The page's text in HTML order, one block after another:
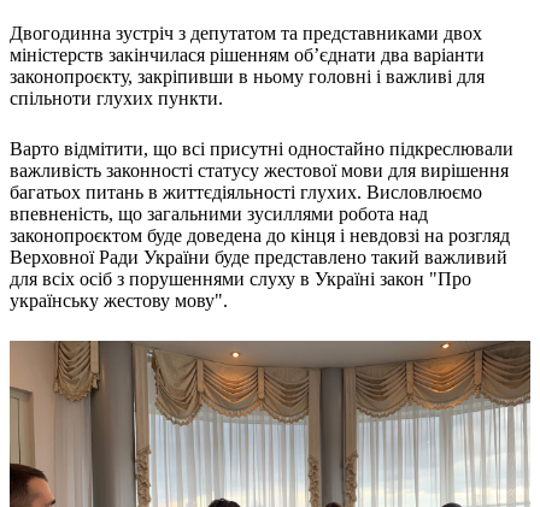
Конвенція ООН
Законодавство
Декларації
Документи ВФГ
Міжнародні документи
Двогодинна зустріч з депутатом та представниками двох
міністерств закінчилася рішенням об’єднати два варіанти
законопроєкту, закріпивши в ньому головні і важливі для
спільноти глухих пункти.
Варто відмітити, що всі присутні одностайно підкреслювали
важливість законності статусу жестової мови для вирішення
багатьох питань в життєдіяльності глухих. Висловлюємо
впевненість, що загальними зусиллями робота над
законопроєктом буде доведена до кінця і невдовзі на розгляд
Верховної Ради України буде представлено такий важливий
для всіх осіб з порушеннями слуху в Україні закон "Про
українську жестову мову".